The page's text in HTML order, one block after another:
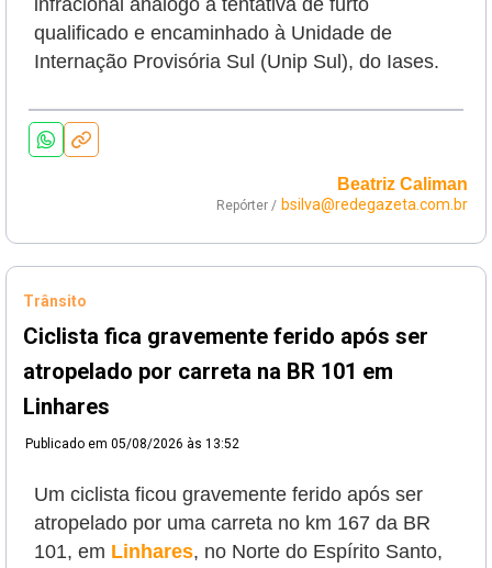
infracional análogo à tentativa de furto
qualificado e encaminhado à Unidade de
Internação Provisória Sul (Unip Sul), do Iases.
Beatriz Caliman
Repórter / bsilva@redegazeta.com.br
Trânsito
Ciclista fica gravemente ferido após ser
atropelado por carreta na BR 101 em
Linhares
Publicado em 05/08/2026 às 13:52
Um ciclista ficou gravemente ferido após ser
atropelado por uma carreta no km 167 da BR
101, em Linhares, no Norte do Espírito Santo,